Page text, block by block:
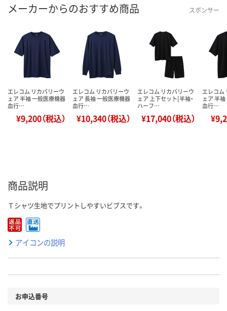
メーカーからのおすすめ商品 スポンサー
エレコム リカバリーウ
ェア 半袖 一般医療機器
血行…
¥9,200（税込）
エレコム リカバリーウ
ェア 長袖 一般医療機器
血行…
¥10,340（税込）
エレコム リカバリーウ
ェア 上下セット[半袖・
ハーフ…
¥17,040（税込）
エレコム
ェア 半
血行…
商品説明
Ｔシャツ生地でプリントしやすいビブスです。
アイコンの説明
お申込番号